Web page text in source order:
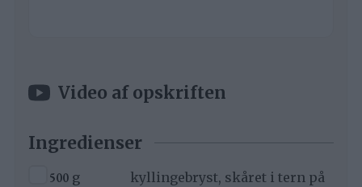
Video af opskriften
Ingredienser
▢
500 g
kyllingebryst, skåret i tern på